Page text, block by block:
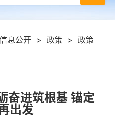
息公开 > 政策 > 政策
奋进筑根基 锚定
出发